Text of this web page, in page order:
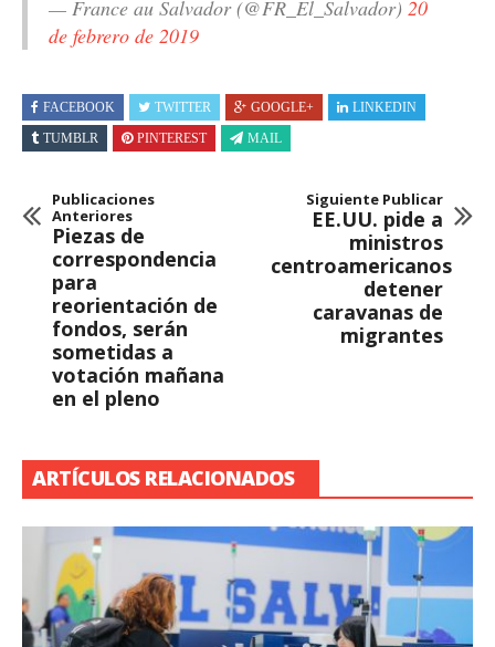
— France au Salvador (@FR_El_Salvador) 20
de febrero de 2019
FACEBOOK TWITTER GOOGLE+
LINKEDIN
TUMBLR
PINTEREST MAIL
Publicaciones
Anteriores
Piezas de
correspondencia
para
reorientación de
fondos, serán
sometidas a
votación mañana
en el pleno
Siguiente Publicar
EE.UU. pide a
ministros
centroamericanos
detener
caravanas de
migrantes
ARTÍCULOS RELACIONADOS